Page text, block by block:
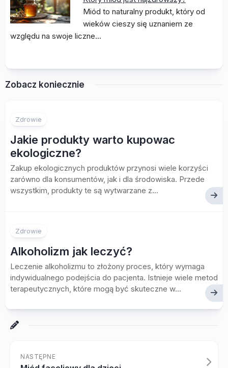
Miód to naturalny produkt, który od
wieków cieszy się uznaniem ze
względu na swoje liczne…
Zobacz koniecznie
Zdrowie
Jakie produkty warto kupowac
ekologiczne?
Zakup ekologicznych produktów przynosi wiele korzyści
zarówno dla konsumentów, jak i dla środowiska. Przede
wszystkim, produkty te są wytwarzane z...
Zdrowie
Alkoholizm jak leczyć?
Leczenie alkoholizmu to złożony proces, który wymaga
indywidualnego podejścia do pacjenta. Istnieje wiele metod
terapeutycznych, które mogą być skuteczne w...
NASTĘPNE